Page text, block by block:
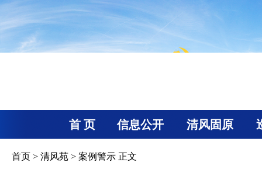
首 页 信息公开 清风固原
首页 > 清风苑 > 案例警示 正文